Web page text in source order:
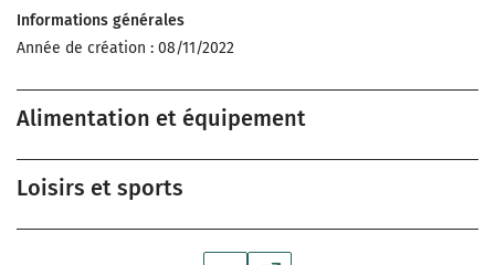
Informations générales
Année de création : 08/11/2022
Alimentation et équipement
Loisirs et sports